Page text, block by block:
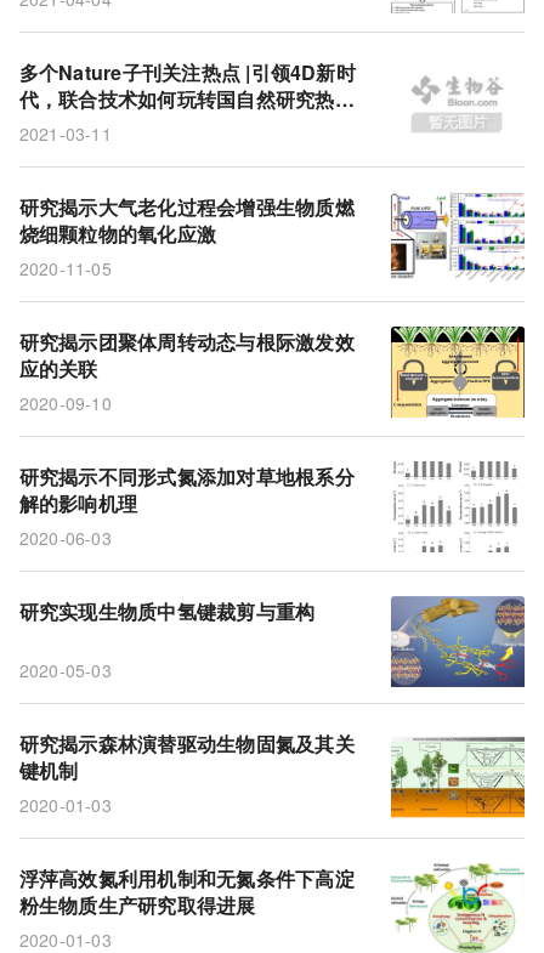
多个Nature子刊关注热点 |引领4D新时
代，联合技术如何玩转国自然研究热
点？
2021-03-11
研究揭示大气老化过程会增强生物质燃
烧细颗粒物的氧化应激
2020-11-05
研究揭示团聚体周转动态与根际激发效
应的关联
2020-09-10
研究揭示不同形式氮添加对草地根系分
解的影响机理
2020-06-03
研究实现生物质中氢键裁剪与重构
2020-05-03
研究揭示森林演替驱动生物固氮及其关
键机制
2020-01-03
浮萍高效氮利用机制和无氮条件下高淀
粉生物质生产研究取得进展
2020-01-03